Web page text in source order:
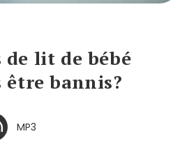
de lit de bébé
bannis?
MP3